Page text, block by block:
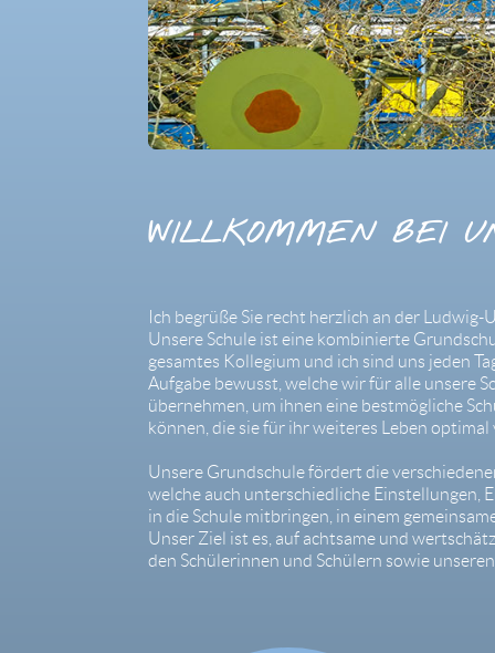
WILLKOMMEN BEI
Ich begrüße Sie recht herzlich an der Ludwig-
Unsere Schule ist eine kombinierte Grundschule
gesamtes Kollegium und ich sind uns jeden
Aufgabe bewusst, welche wir für alle unsere
übernehmen, um ihnen eine bestmögliche
können, die sie für ihr weiteres Leben optimal
Unsere Grundschule fördert die
welche auch unterschiedliche Einstellungen,
in die Schule mitbringen, in einem
Unser Ziel ist es, auf achtsame und
den Schülerinnen und Schülern sowie